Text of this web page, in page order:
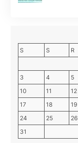
S
S R
3
4 5
10
11 12
17
18 19
24
25 26
31